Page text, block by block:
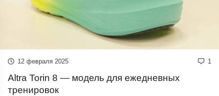
12 февраля 2025 1
Altra Torin 8 — модель для ежедневных
тренировок